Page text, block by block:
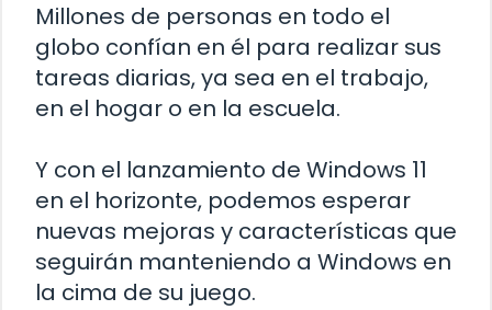
Millones de personas en todo el
globo confían en él para realizar sus
tareas diarias, ya sea en el trabajo,
en el hogar o en la escuela.
Y con el lanzamiento de Windows 11
en el horizonte, podemos esperar
nuevas mejoras y características que
seguirán manteniendo a Windows en
la cima de su juego.